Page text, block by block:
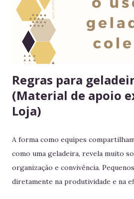
Regras para
(Material de apoio
Loja)
A forma como equipes
como uma geladeira, revela muito
organização e convivência.
diretamente na produtividade e na